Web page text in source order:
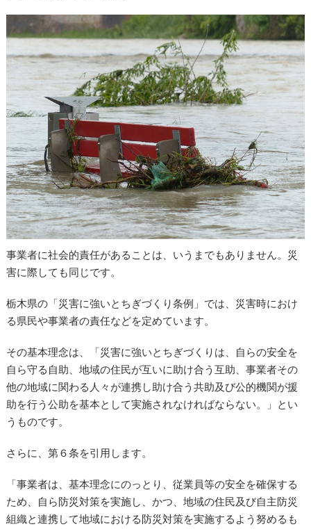
事業者に社会的責任があることは、いうまでもありません。災
害に際しても同じです。
栃木県の「災害に強いとちぎづくり条例」では、災害時におけ
る県民や事業者の責任などを定めています。
その基本理念は、「災害に強いとちぎづくりは、自らの安全を
自ら守る自助、地域の住民が互いに助け合う互助、事業者その
他の地域に関わる人々が連携し助け合う共助及び公的機関が援
助を行う公助を基本として実施されなければならない。」とい
うものです。
さらに、第６条を引用します。
「事業者は、基本理念にのっとり、従業員等の安全を確保する
ため、自ら防災対策を実施し、かつ、地域の住民及び自主防災
組織と連携して地域における防災対策を実施するよう努めるも